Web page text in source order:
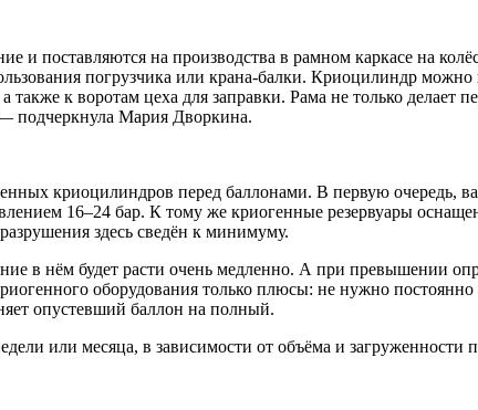
поставляются на производства в рамном каркасе на
погрузчика или крана-балки. Криоцилиндр
к воротам цеха для заправки. Рама не только делает
подчеркнула Мария Дворкина.
криоцилиндров перед баллонами. В первую очередь,
16–24 бар. К тому же криогенные резервуары
здесь сведён к минимуму.
в нём будет расти очень медленно. А при превышении
оборудования только плюсы: не нужно
опустевший баллон на полный.
или месяца, в зависимости от объёма и